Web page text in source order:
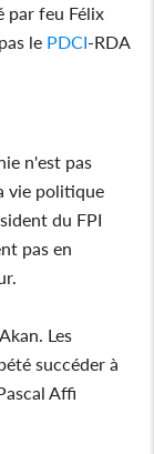
par feu Félix
le PDCI-RDA
n'est pas
vie politique
du FPI
pas en
Les
succéder à
Affi